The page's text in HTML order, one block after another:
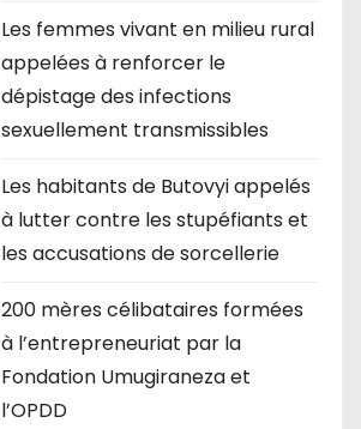
Les femmes vivant en milieu rural
appelées à renforcer le
dépistage des infections
sexuellement transmissibles
Les habitants de Butovyi appelés
à lutter contre les stupéfiants et
les accusations de sorcellerie
200 mères célibataires formées
à l’entrepreneuriat par la
Fondation Umugiraneza et
l’OPDD